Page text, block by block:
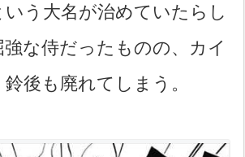
いう大名が治めていたらし
強な侍だったものの、カイ
鈴後も廃れてしまう。